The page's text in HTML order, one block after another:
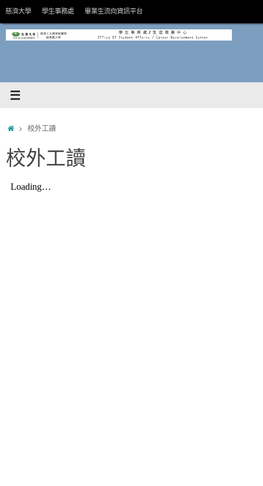
Skip
content
慈濟大學 學生事務處 畢業生流向資訊平台
HOME校外工讀
校外工讀